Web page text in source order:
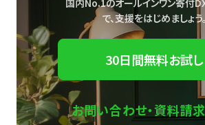
で、支援をはじめましょう。
30日間無料お試し
お問い合わせ・資料請求